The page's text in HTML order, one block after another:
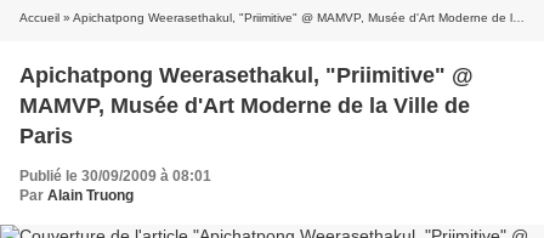
Accueil » Apichatpong Weerasethakul, "Priimitive" @ MAMVP, Musée d'Art Moderne de la Ville de Paris
Apichatpong Weerasethakul, "Priimitive" @
MAMVP, Musée d'Art Moderne de la Ville de
Paris
Publié le 30/09/2009 à 08:01
Par Alain Truong